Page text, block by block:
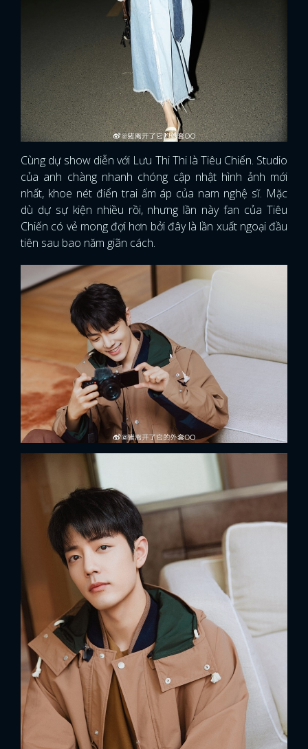
Cùng dự show diễn với Lưu Thi Thi là Tiêu Chiến. Studio
của anh chàng nhanh chóng cập nhật hình ảnh mới
nhất, khoe nét điển trai ấm áp của nam nghệ sĩ. Mặc
dù dự sự kiện nhiều rồi, nhưng lần này fan của Tiêu
Chiến có vẻ mong đợi hơn bởi đây là lần xuất ngoại đầu
tiên sau bao năm giãn cách.